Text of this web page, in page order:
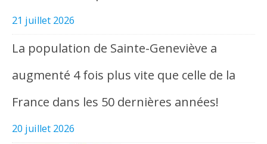
21 juillet 2026
La population de Sainte-Geneviève a
augmenté 4 fois plus vite que celle de la
France dans les 50 dernières années!
20 juillet 2026